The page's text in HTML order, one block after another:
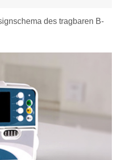
des tragbaren B-